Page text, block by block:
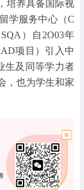
培养具备国际视
学服务中心（C
）自2O03年
项目）引入中
生及同等学力者
，也为学生和家